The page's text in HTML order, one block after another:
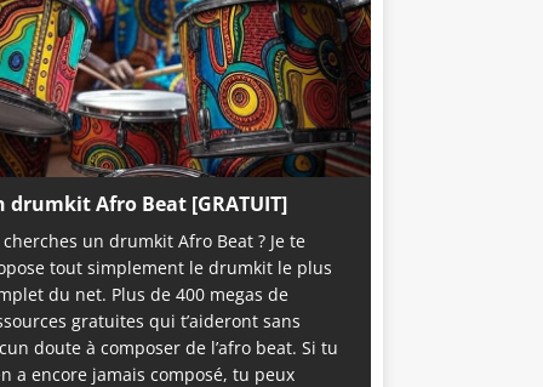
drumkit Afro Beat [GRATUIT]
cherches un drumkit Afro Beat ? Je te
tout simplement le drumkit le plus
du net. Plus de 400 megas de
gratuites qui t’aideront sans
doute à composer de l’afro beat. Si tu
a encore jamais composé, tu peux